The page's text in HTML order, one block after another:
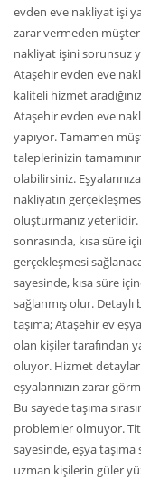
evden eve nakliyat işi
zarar vermeden
nakliyat işini sorunsuz
Ataşehir evden eve
kaliteli hizmet
Ataşehir evden eve
yapıyor. Tamamen
taleplerinizin
olabilirsiniz.
nakliyatın
oluşturmanız
sonrasında, kısa süre
gerçekleşmesi
sayesinde, kısa süre
sağlanmış olur.
taşıma; Ataşehir ev
olan kişiler tarafından
oluyor. Hizmet
eşyalarınızın zarar
Bu sayede taşıma
problemler olmuyor.
sayesinde, eşya
uzman kişilerin güler